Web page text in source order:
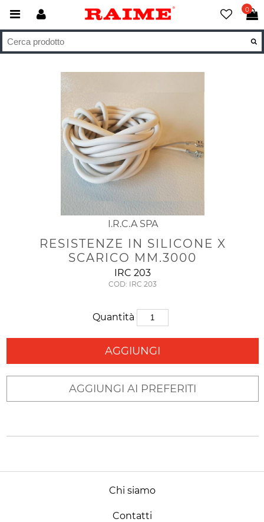
0
I.R.C.A SPA
RESISTENZE IN SILICONE X
SCARICO MM.3000
IRC 203
COD: IRC 203
Quantità
AGGIUNGI
AGGIUNGI AI PREFERITI
Chi siamo
Contatti